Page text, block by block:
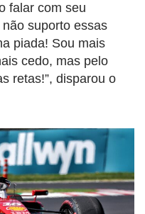
falar com seu
suporto essas
piada! Sou mais
cedo, mas pelo
retas!”, disparou o